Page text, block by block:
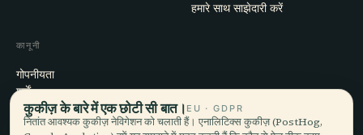
हमारे साथ साझेदारी करें
कानूनी
गोपनीयता
शर्तें
कुकी सेटिंग्स
खाता हटाएँ
कुकीज़ के बारे में एक छोटी सी बात। EU · GDPR
नितांत आवश्यक कुकीज़ नेविगेशन को चलाती हैं। एनालिटिक्स कुकीज़ (PostHog,